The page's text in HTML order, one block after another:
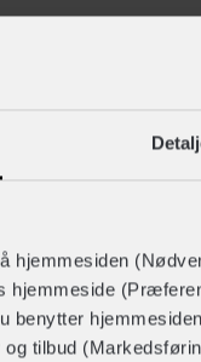
hjemmesiden
hjemmeside
benytter
tilbud
+ 699,-